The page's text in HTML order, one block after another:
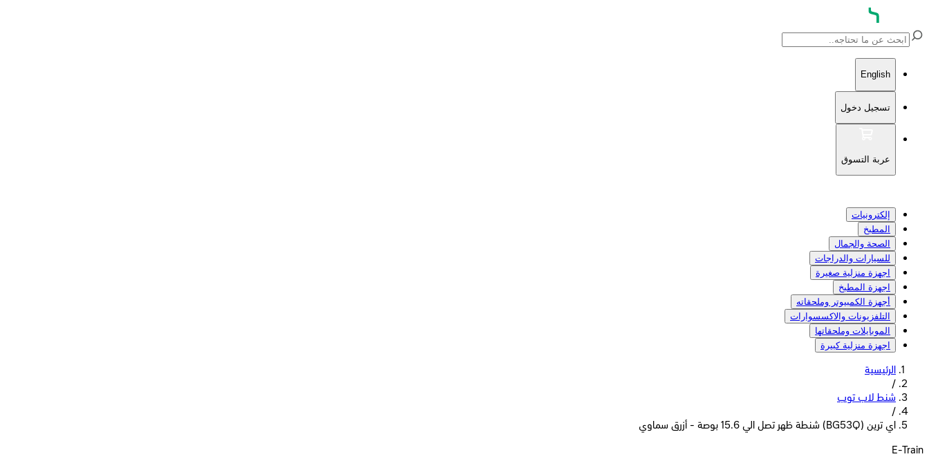
English
تسجيل دخول
عربة التسوق
إلكترونيات
المطبخ
الصحة والجمال
للسيارات والدراجات
اجهزة منزلية صغيرة
اجهزة المطبخ
أجهزة الكمبيوتر وملحقاته
التلفزيونات والاكسسوارات
الموبايلات وملحقاتها
اجهزة منزلية كبيرة
الرئيسية
/
شنط لاب توب
/
اي ترين (BG53Q) شنطة ظهر تصل الي 15.6 بوصة - أزرق سماوي
E-Train